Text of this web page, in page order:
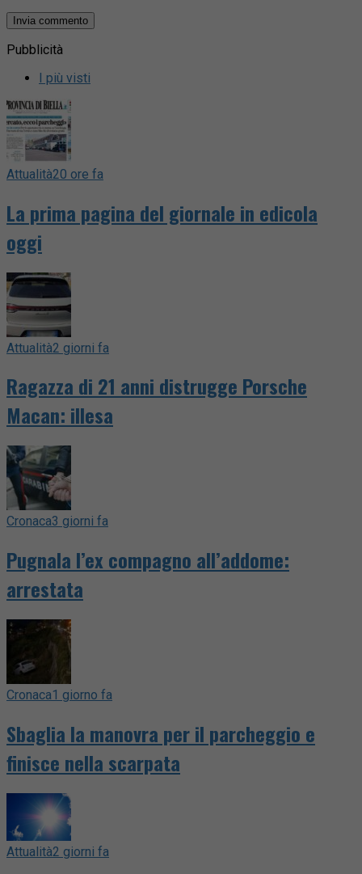
Pubblicità
I più visti
Attualità20 ore fa
La prima pagina del giornale in edicola
oggi
Attualità2 giorni fa
Ragazza di 21 anni distrugge Porsche
Macan: illesa
Cronaca3 giorni fa
Pugnala l’ex compagno all’addome:
arrestata
Cronaca1 giorno fa
Sbaglia la manovra per il parcheggio e
finisce nella scarpata
Attualità2 giorni fa